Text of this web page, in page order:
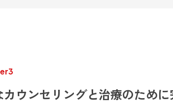
カウンセリングと治療のため